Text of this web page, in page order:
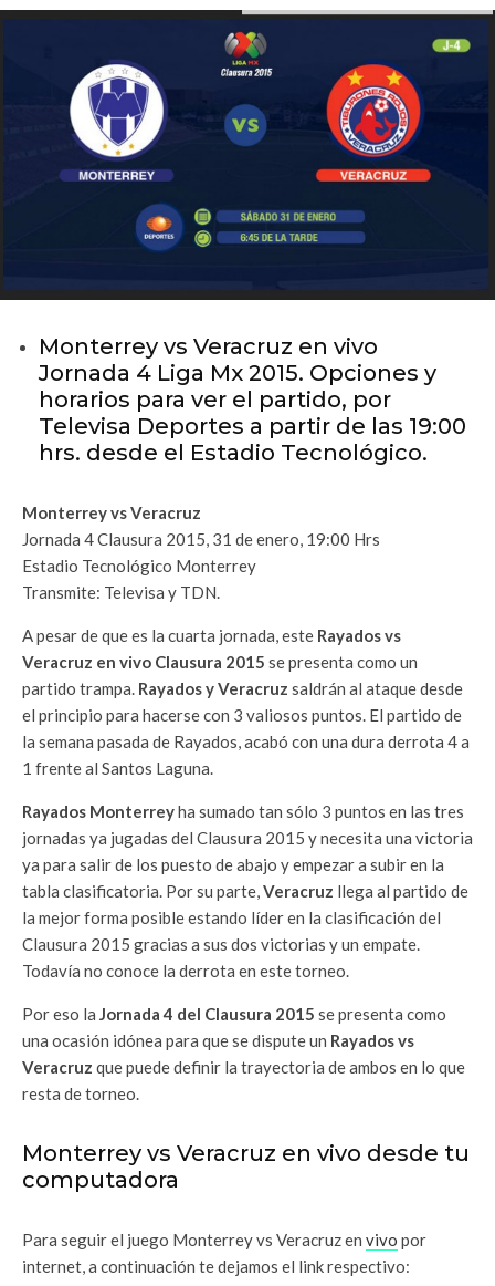
Monterrey vs Veracruz en vivo
Jornada 4 Liga Mx 2015. Opciones y
horarios para ver el partido, por
Televisa Deportes a partir de las 19:00
hrs. desde el Estadio Tecnológico.
Monterrey vs Veracruz
Jornada 4 Clausura 2015, 31 de enero, 19:00 Hrs
Estadio Tecnológico Monterrey
Transmite: Televisa y TDN.
A pesar de que es la cuarta jornada, este Rayados vs
Veracruz en vivo Clausura 2015 se presenta como un
partido trampa. Rayados y Veracruz saldrán al ataque desde
el principio para hacerse con 3 valiosos puntos. El partido de
la semana pasada de Rayados, acabó con una dura derrota 4 a
1 frente al Santos Laguna.
Rayados Monterreyha sumado tan sólo 3 puntos en las tres
jornadas ya jugadas del Clausura 2015 y necesita una victoria
ya para salir de los puesto de abajo y empezar a subir en la
tabla clasificatoria. Por su parte,Veracruz llega al partido de
la mejor forma posible estando líder en la clasificación del
Clausura 2015 gracias a sus dos victorias y un empate.
Todavía no conoce la derrota en este torneo.
Por eso la Jornada 4 del Clausura 2015 se presenta como
una ocasión idónea para que se dispute un Rayados vs
Veracruz que puede definir la trayectoria de ambos en lo que
resta de torneo.
Monterrey vs Veracruz en vivo desde tu
computadora
Para seguir el juego Monterrey vs Veracruzen vivo por
internet, a continuación te dejamos el link respectivo: